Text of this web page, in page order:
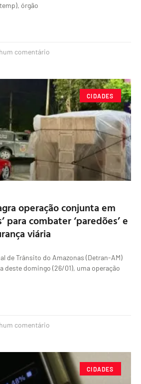
órgão
comentário
CIDADES
operação conjunta em
para combater ‘paredões’ e
viária
de Trânsito do Amazonas (Detran-AM)
deste domingo (26/01), uma operação
comentário
CIDADES